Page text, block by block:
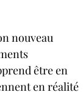
nouveau
être en
en réalité